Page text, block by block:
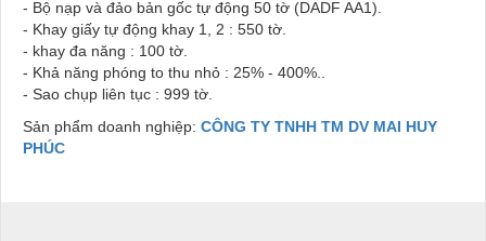
- Bộ nạp và đảo bản gốc tự động 50 tờ (DADF AA1).
- Khay giấy tự động khay 1, 2 : 550 tờ.
- khay đa năng : 100 tờ.
- Khả năng phóng to thu nhỏ : 25% - 400%..
- Sao chụp liên tục : 999 tờ.
Sản phẩm doanh nghiệp: CÔNG TY TNHH TM DV MAI HUY
PHÚC